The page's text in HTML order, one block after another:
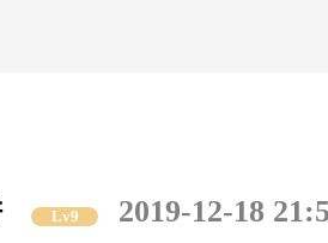
Lv9
2019-12-18